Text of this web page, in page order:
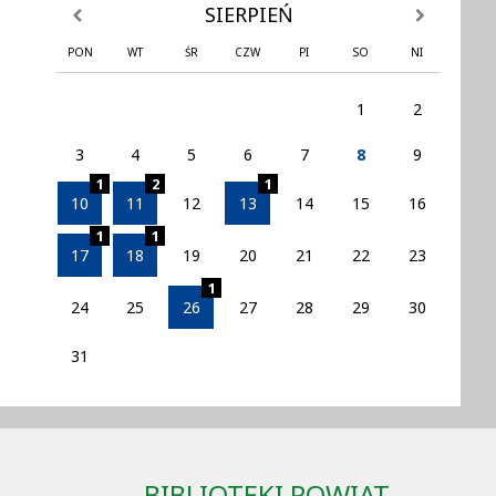
poprzedni miesiąc SIERPIEŃ następny
PON WT ŚR CZW PI SO NI
1 2
3 4 5 6 7 8 9
10
1
11
2
12 13
1
14 15 16
17
1
18
1
19 20 21 22 23
24 25 26
1
27 28 29 30
31